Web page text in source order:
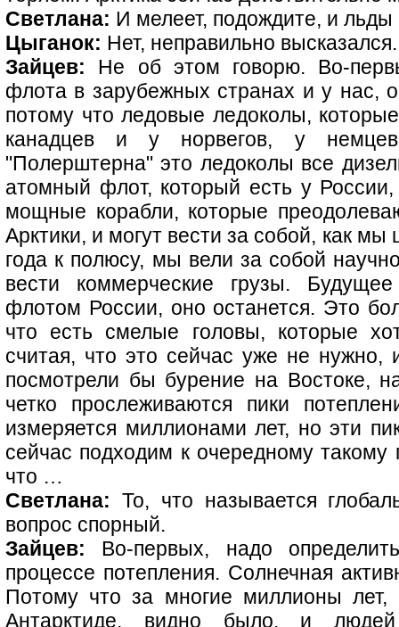
Светлана: И мелеет, подождите, и
Цыганок: Нет, неправильно высказался.
Зайцев: Не об этом говорю. Во-
флота в зарубежных странах и у нас,
потому что ледовые ледоколы,
канадцев и у норвегов, у
"Полерштерна" это ледоколы все
атомный флот, который есть у
мощные корабли, которые
Арктики, и могут вести за собой, как
года к полюсу, мы вели за собой
вести коммерческие грузы.
флотом России, оно останется. Это
что есть смелые головы, которые
считая, что это сейчас уже не нужно,
посмотрели бы бурение на Востоке,
четко прослеживаются пики
измеряется миллионами лет, но эти
сейчас подходим к очередному такому
что …
Светлана: То, что называется
вопрос спорный.
Зайцев: Во-первых, надо
процессе потепления. Солнечная
Потому что за многие миллионы
Антарктиде, видно было, и